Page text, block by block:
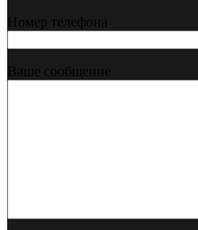
Номер телефона
Ваше сообщение